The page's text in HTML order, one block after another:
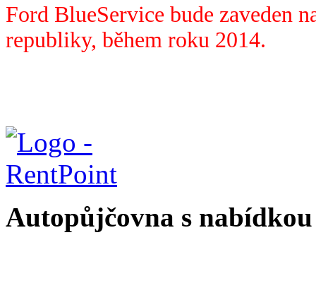
Ford BlueService bude zaveden
republiky, během roku 2014.
Autopůjčovna s